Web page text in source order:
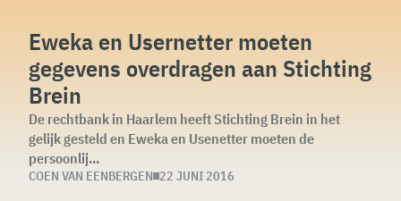
Eweka en Usernetter moeten
gegevens overdragen aan Stichting
Brein
De rechtbank in Haarlem heeft Stichting Brein in het
gelijk gesteld en Eweka en Usenetter moeten de
persoonlij...
COEN VAN EENBERGEN 22 JUNI 2016